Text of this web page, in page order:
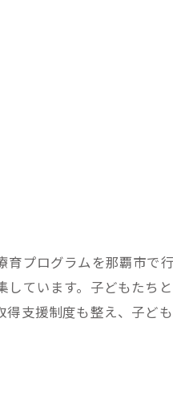
プログラムを那覇市で
ています。子どもた
支援制度も整え、子ど